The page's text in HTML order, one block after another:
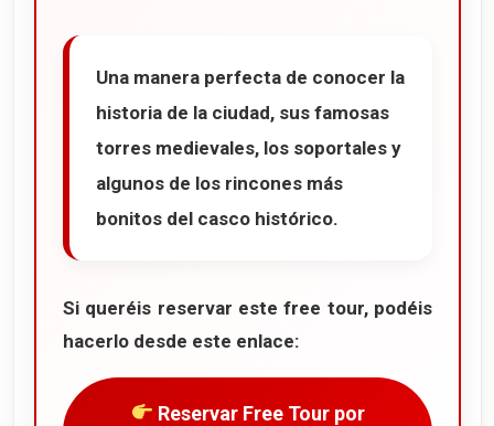
Una manera perfecta de conocer la
historia de la ciudad, sus famosas
torres medievales, los soportales y
algunos de los rincones más
bonitos del casco histórico.
Si queréis reservar este free tour, podéis
hacerlo desde este enlace:
Reservar Free Tour por